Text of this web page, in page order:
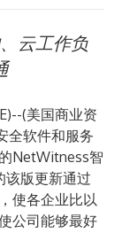
云工作负
)--(美国商业资
全软件和服务
NetWitness智
该版更新通过
使各企业比以
公司能够最好